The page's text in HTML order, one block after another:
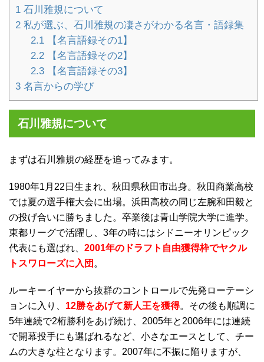
1 石川雅規について
2 私が選ぶ、石川雅規の凄さがわかる名言・語録集
2.1【名言語録その1】
2.2【名言語録その2】
2.3【名言語録その3】
3 名言からの学び
石川雅規について
まずは石川雅規の経歴を追ってみます。
1980年1月22日生まれ、秋田県秋田市出身。秋田商業高校
では夏の選手権大会に出場。浜田高校の同じ左腕和田毅と
の投げ合いに勝ちました。卒業後は青山学院大学に進学。
東都リーグで活躍し、3年の時にはシドニーオリンピック
代表にも選ばれ、 2001年のドラフト自由獲得枠でヤクル
トスワローズに入団 。
ルーキーイヤーから抜群のコントロールで先発ローテーシ
ョンに入り、 12勝をあげて新人王を獲得。その後も順調に
5年連続で2桁勝利をあげ続け、2005年と2006年には連続
で開幕投手にも選ばれるなど、小さなエースとして、チー
ムの大きな柱となります。2007年に不振に陥りますが、